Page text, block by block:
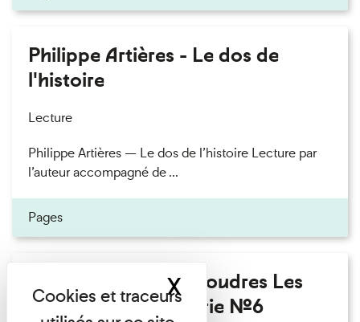
Philippe Artières - Le dos de
l'histoire
Lecture
Philippe Artières — Le dos de l’histoire Lecture par
l’auteur accompagné de ...
Pages
Fanny Taillandier - Foudres Les
Invités de l’Imprimerie n°6
XMasquer le